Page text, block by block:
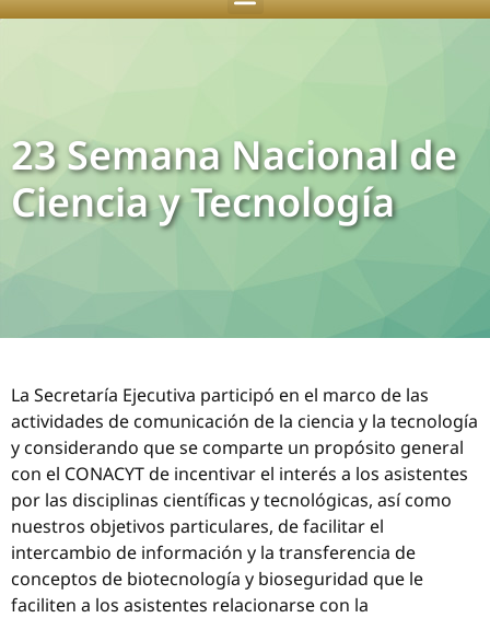
23 Semana Nacional de
Ciencia y Tecnología
La Secretaría Ejecutiva participó en el marco de las
actividades de comunicación de la ciencia y la tecnología
y considerando que se comparte un propósito general
con el CONACYT de incentivar el interés a los asistentes
por las disciplinas científicas y tecnológicas, así como
nuestros objetivos particulares, de facilitar el
intercambio de información y la transferencia de
conceptos de biotecnología y bioseguridad que le
faciliten a los asistentes relacionarse con la